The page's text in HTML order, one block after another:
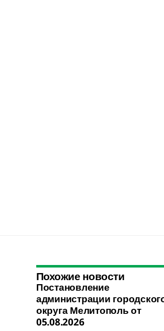
Похожие новости
Постановление
администрации
округа Мелитополь от
05.08.2026